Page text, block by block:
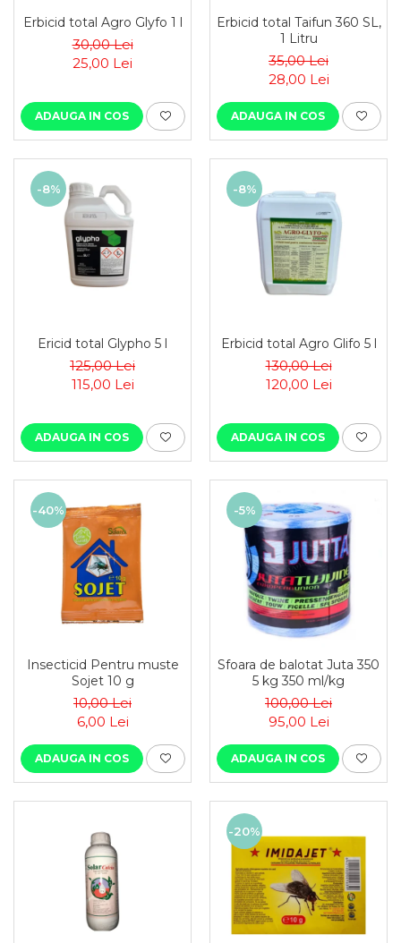
Erbicid total Agro Glyfo 1 l
30,00 Lei
25,00 Lei
ADAUGA IN COS
Erbicid total Taifun 360 SL,
1 Litru
35,00 Lei
28,00 Lei
ADAUGA IN COS
-8%
Ericid total Glypho 5 l
125,00 Lei
115,00 Lei
ADAUGA IN COS
-8%
Erbicid total Agro Glifo 5 l
130,00 Lei
120,00 Lei
ADAUGA IN COS
-40%
Insecticid Pentru muste
Sojet 10 g
10,00 Lei
6,00 Lei
ADAUGA IN COS
-5%
Sfoara de balotat Juta 350
5 kg 350 ml/kg
100,00 Lei
95,00 Lei
ADAUGA IN COS
-20%